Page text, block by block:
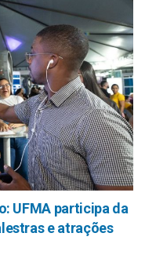
UFMA participa da
e atrações